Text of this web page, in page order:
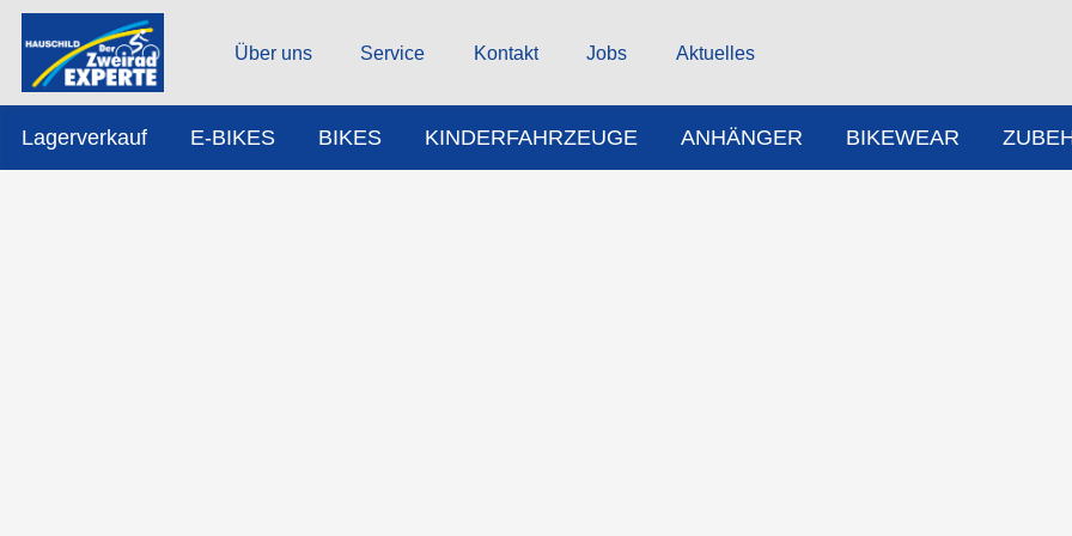
Über uns Service Kontakt Jobs Aktuelles
Lagerverkauf E-BIKES BIKES KINDERFAHRZEUGE ANHÄNGER BIKEWEAR